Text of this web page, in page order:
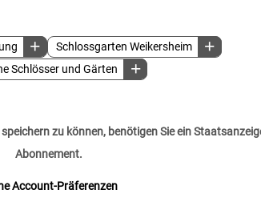
Schlossgarten Weikersheim
Schlösser und Gärten
zu können, benötigen Sie ein
Abonnement.
Account-Präferenzen